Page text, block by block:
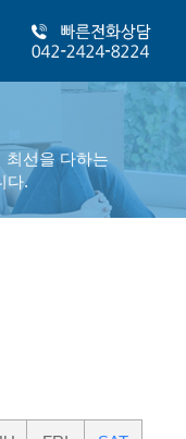
최선을 다하는
다.